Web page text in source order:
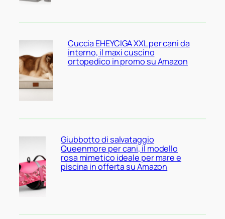
Cuccia EHEYCIGA XXL per cani da
interno, il maxi cuscino
ortopedico in promo su Amazon
Giubbotto di salvataggio
Queenmore per cani, il modello
rosa mimetico ideale per mare e
piscina in offerta su Amazon